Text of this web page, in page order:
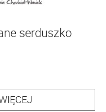
serduszko